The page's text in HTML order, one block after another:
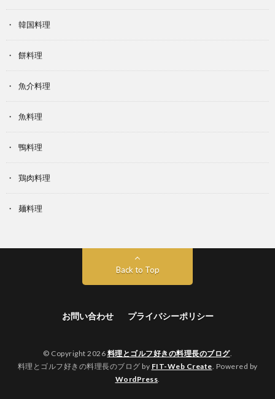
韓国料理
餅料理
魚介料理
魚料理
鴨料理
鶏肉料理
麺料理
Back to Top
お問い合わせ プライバシーポリシー
© Copyright 2026 料理とゴルフ好きの料理長のブログ.
料理とゴルフ好きの料理長のブログ by FIT-Web Create. Powered by
WordPress.